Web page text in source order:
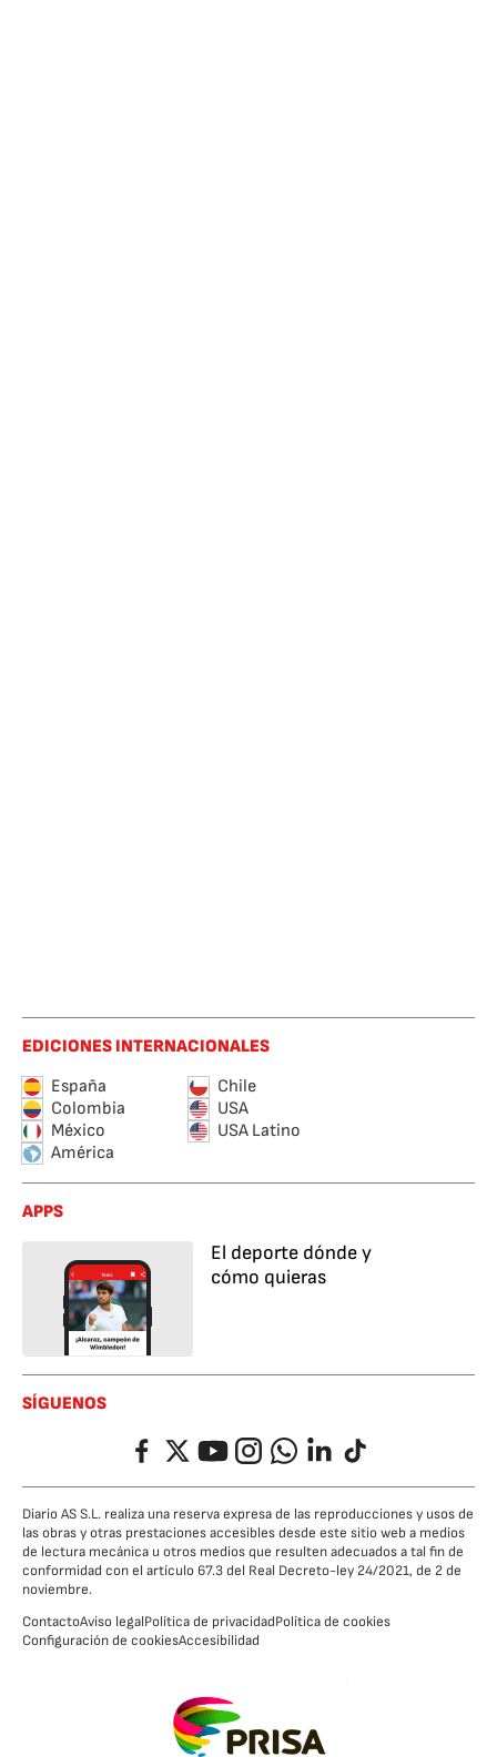
EDICIONES INTERNACIONALES
España
Chile
Colombia
USA
México
USA Latino
América
APPS
El deporte dónde y
cómo quieras
SÍGUENOS
FacebookTwitterYouTubeInstagramWhatsappLinkedIn
TikTok
Diario AS S.L. realiza una reserva expresa de las reproducciones y usos de
las obras y otras prestaciones accesibles desde este sitio web a medios
de lectura mecánica u otros medios que resulten adecuados a tal fin de
conformidad con el artículo 67.3 del Real Decreto-ley 24/2021, de 2 de
noviembre.
ContactoAviso legalPolítica de privacidadPolítica de cookies
Configuración de cookiesAccesibilidad